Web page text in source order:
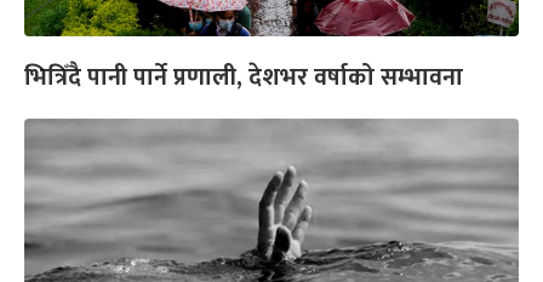
भित्रिँदै पानी पार्ने प्रणाली, देशभर वर्षाको सम्भावना